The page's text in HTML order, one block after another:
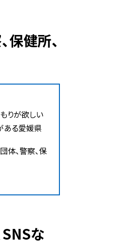
りが欲しい
ある愛媛県
体、警察、保